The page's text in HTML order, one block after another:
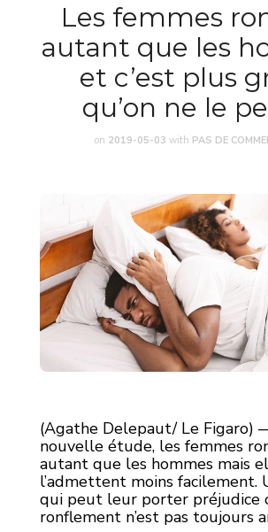
Les femmes
autant que les
et c’est plus
qu’on ne le
on 2019-05-03 with PAS DE
(Agathe Delepaut/ Le Figaro)
nouvelle étude, les femmes
autant que les hommes mais
l’admettent moins facilement.
qui peut leur porter préjudice
ronflement n’est pas toujours